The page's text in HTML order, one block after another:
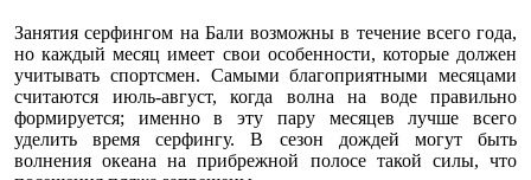
Занятия серфингом на Бали возможны в течение всего года,
но каждый месяц имеет свои особенности, которые должен
учитывать спортсмен. Самыми благоприятными месяцами
считаются июль-август, когда волна на воде правильно
формируется; именно в эту пару месяцев лучше всего
уделить время серфингу. В сезон дождей могут быть
волнения океана на прибрежной полосе такой силы, что